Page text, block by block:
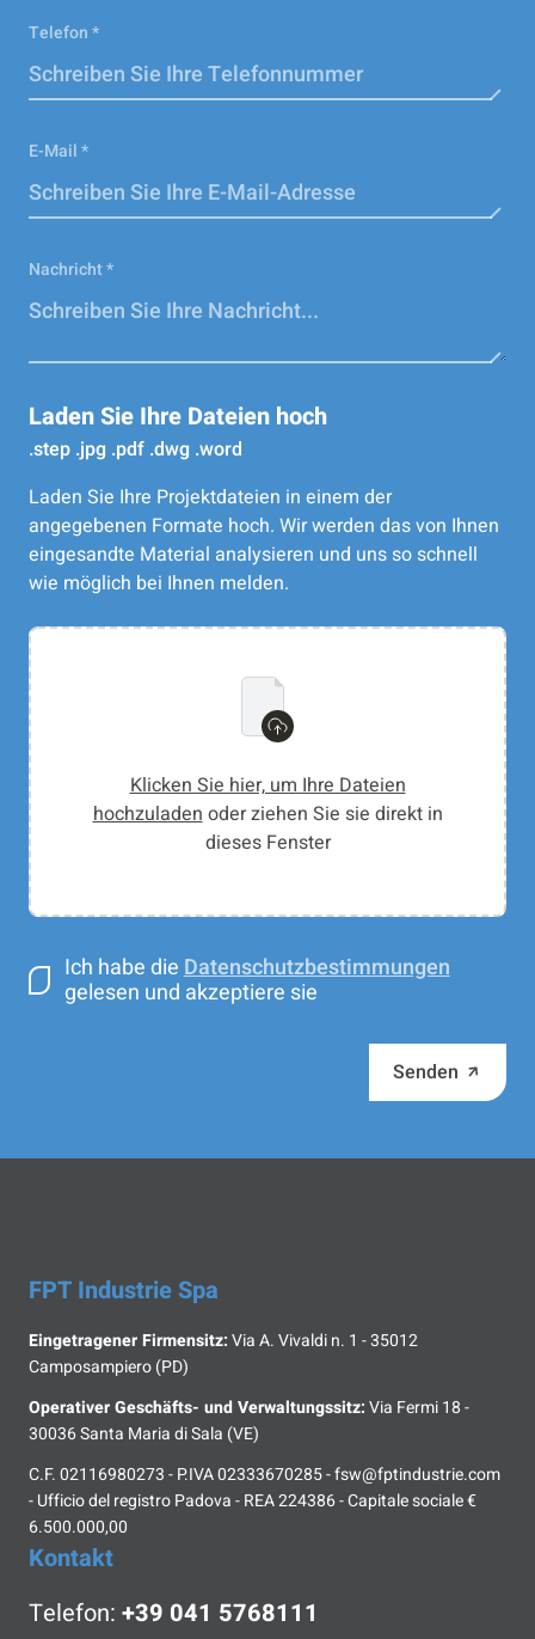
Telefon *
E-Mail *
Nachricht *
Laden Sie Ihre Dateien hoch
.step .jpg .pdf .dwg .word
Laden Sie Ihre Projektdateien in einem der
angegebenen Formate hoch. Wir werden das von Ihnen
eingesandte Material analysieren und uns so schnell
wie möglich bei Ihnen melden.
Klicken Sie hier, um Ihre Dateien
hochzuladen oder ziehen Sie sie direkt in
dieses Fenster
Ich habe dieDatenschutzbestimmungen
gelesen und akzeptiere sie
Senden
FPT Industrie Spa
Eingetragener Firmensitz:Via A. Vivaldi n. 1 - 35012
Camposampiero (PD)
Operativer Geschäfts- und Verwaltungssitz:Via Fermi 18 -
30036 Santa Maria di Sala (VE)
C.F. 02116980273 - P.IVA 02333670285 - fsw@fptindustrie.com
- Ufficio del registro Padova - REA 224386 - Capitale sociale €
6.500.000,00
Kontakt
Telefon: +39 041 5768111